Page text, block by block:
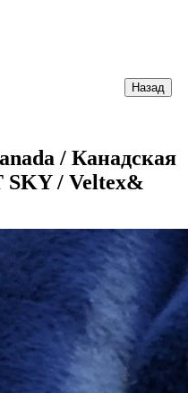
/ Канадская
SKY / Veltex&